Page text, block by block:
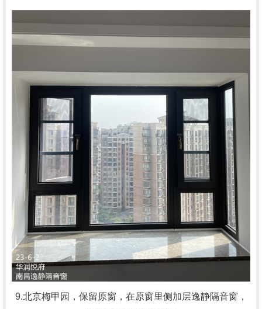
9.北京梅甲园， 保留原窗，在原窗里侧加层逸静隔音窗，